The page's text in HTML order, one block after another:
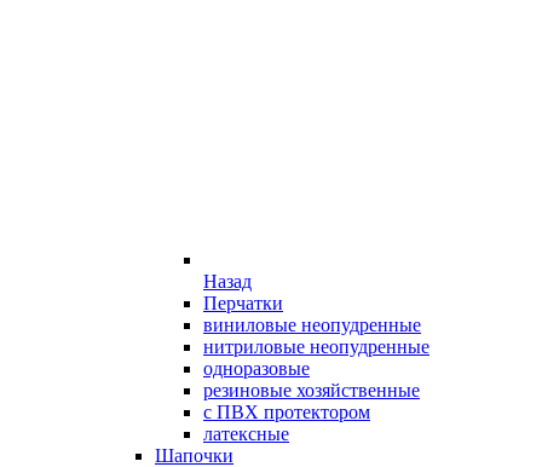
Назад
Перчатки
виниловые неопудренные
нитриловые неопудренные
одноразовые
резиновые хозяйственные
с ПВХ протектором
латексные
Шапочки